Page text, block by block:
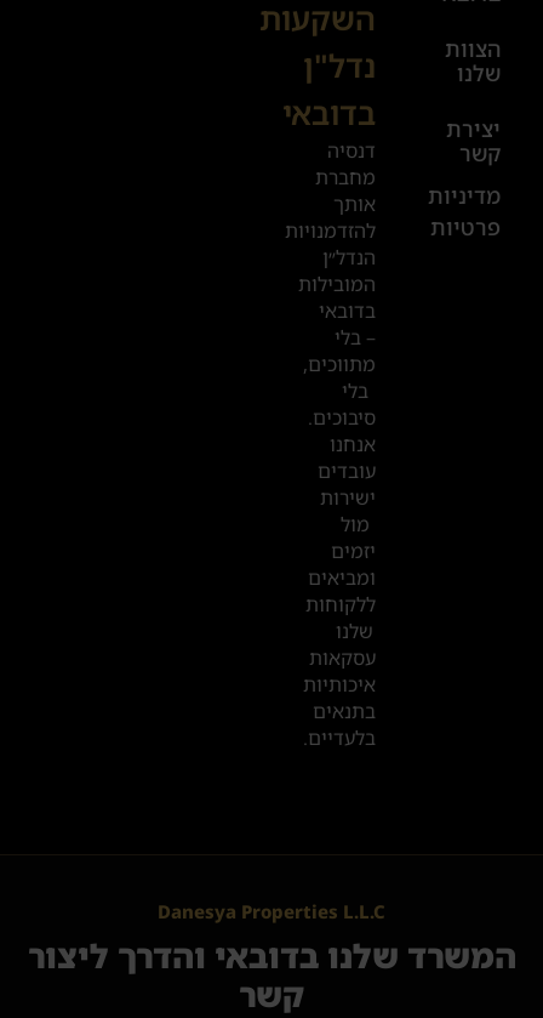
הצוות
שלנו
יצירת
קשר
מדיניות
פרטיות
08:00-
17:00
+972
52
601
2019
המשרדים
שלנו
בדובאי
השקעות
נדל"ן
בדובאי
דנסיה
מחברת
אותך
להזדמנויות
הנדל״ן
המובילות
בדובאי
– בלי
מתווכים,
בלי
סיבוכים.
אנחנו
עובדים
ישירות
מול
יזמים
ומביאים
ללקוחות
שלנו
עסקאות
איכותיות
בתנאים
בלעדיים.
Danesya Properties L.L.C
המשרד שלנו בדובאי והדרך ליצור
קשר